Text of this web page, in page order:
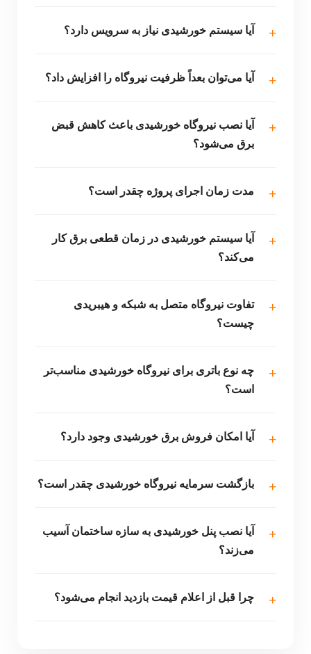
آیا سیستم خورشیدی نیاز به سرویس دارد؟
آیا می‌توان بعداً ظرفیت نیروگاه را افزایش داد؟
آیا نصب نیروگاه خورشیدی باعث کاهش قبض
برق می‌شود؟
مدت زمان اجرای پروژه چقدر است؟
آیا سیستم خورشیدی در زمان قطعی برق کار
می‌کند؟
تفاوت نیروگاه متصل به شبکه و هیبریدی
چیست؟
چه نوع باتری برای نیروگاه خورشیدی مناسب‌تر
است؟
آیا امکان فروش برق خورشیدی وجود دارد؟
بازگشت سرمایه نیروگاه خورشیدی چقدر است؟
آیا نصب پنل خورشیدی به سازه ساختمان آسیب
می‌زند؟
چرا قبل از اعلام قیمت بازدید انجام می‌شود؟